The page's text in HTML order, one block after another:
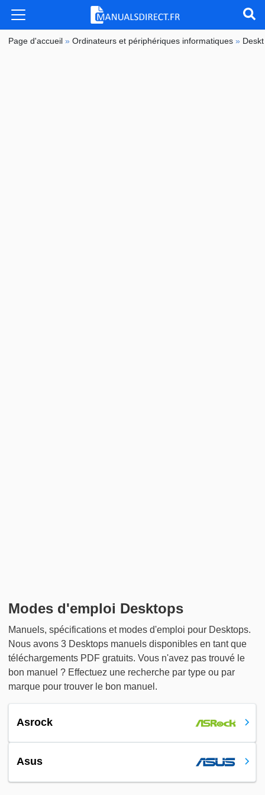
Page d'accueil »Ordinateurs et périphériques informatiques »
Modes d'emploi Desktops
Manuels, spécifications et modes d'emploi pour Desktops.
Nous avons 3 Desktops manuels disponibles en tant que
téléchargements PDF gratuits. Vous n'avez pas trouvé le
bon manuel ? Effectuez une recherche par type ou par
marque pour trouver le bon manuel.
Asrock
Asus